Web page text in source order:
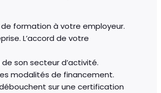
formation à votre employeur.
L’accord de votre
son secteur d’activité.
modalités de financement.
sur une certification